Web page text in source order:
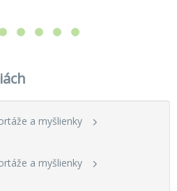
a myšlienky
a myšlienky